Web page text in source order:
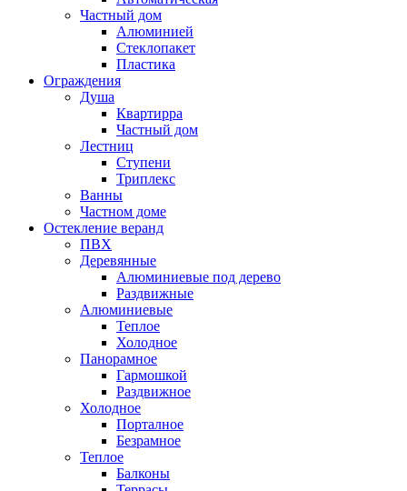
Частный дом
Алюминией
Стеклопакет
Пластика
Ограждения
Душа
Квартирра
Частный дом
Лестниц
Ступени
Триплекс
Ванны
Частном доме
Остекление веранд
ПВХ
Деревянные
Алюминиевые под дерево
Раздвижные
Алюминиевые
Теплое
Холодное
Панорамное
Гармошкой
Раздвижное
Холодное
Порталное
Безрамное
Теплое
Балконы